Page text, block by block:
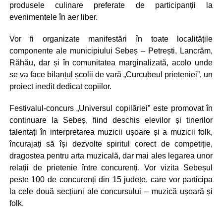
produsele culinare preferate de participanții la
evenimentele în aer liber.
Vor fi organizate manifestări în toate localitățile
componente ale municipiului Sebeș – Petrești, Lancrăm,
Răhău, dar și în comunitatea marginalizată, acolo unde
se va face bilanțul școlii de vară „Curcubeul prieteniei”, un
proiect inedit dedicat copiilor.
Festivalul-concurs „Universul copilăriei” este promovat în
continuare la Sebeș, fiind deschis elevilor și tinerilor
talentați în interpretarea muzicii ușoare și a muzicii folk,
încurajați să își dezvolte spiritul corect de competiție,
dragostea pentru arta muzicală, dar mai ales legarea unor
relații de prietenie între concurenți. Vor vizita Sebeșul
peste 100 de concurenți din 15 județe, care vor participa
la cele două secțiuni ale concursului – muzică ușoară și
folk.